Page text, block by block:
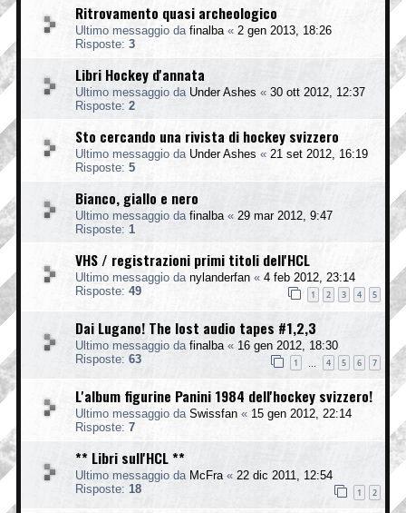
Ritrovamento quasi archeologico
Ultimo messaggio da finalba « 2 gen 2013, 18:26
Risposte: 3
Libri Hockey d'annata
Ultimo messaggio da Under Ashes « 30 ott 2012, 12:37
Risposte: 2
Sto cercando una rivista di hockey svizzero
Ultimo messaggio da Under Ashes « 21 set 2012, 16:19
Risposte: 5
Bianco, giallo e nero
Ultimo messaggio da finalba « 29 mar 2012, 9:47
Risposte: 1
VHS / registrazioni primi titoli dell'HCL
Ultimo messaggio da nylanderfan « 4 feb 2012, 23:14
Risposte: 49 1 2 3 4 5
Dai Lugano! The lost audio tapes #1,2,3
Ultimo messaggio da finalba « 16 gen 2012, 18:30
Risposte: 63 1 4 5 6 7
L'album figurine Panini 1984 dell'hockey svizzero!
Ultimo messaggio da Swissfan « 15 gen 2012, 22:14
Risposte: 7
** Libri sull'HCL **
Ultimo messaggio da McFra « 22 dic 2011, 12:54
Risposte: 18 1 2